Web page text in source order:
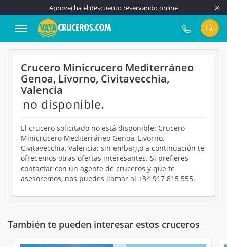
Aprovecha el descuento reservando online
917 815 555
Crucero Minicrucero Mediterráneo
Genoa, Livorno, Civitavecchia,
Valencia
no disponible.
El crucero solicitado no está disponible: Crucero
Minicrucero Mediterráneo Genoa, Livorno,
Civitavecchia, Valencia; sin embargo a continuación te
ofrecemos otras ofertas interesantes. Si prefieres
contactar con un agente de cruceros y que te
asesoremos, nos puedes llamar al +34 917 815 555.
También te pueden interesar estos cruceros